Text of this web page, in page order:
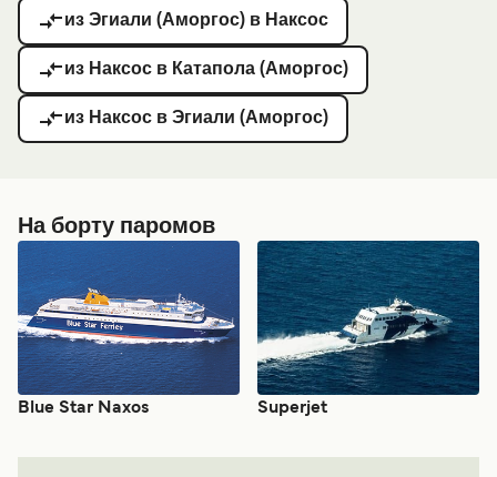
из Эгиали (Аморгос) в Наксос
из Наксос в Катапола (Аморгос)
из Наксос в Эгиали (Аморгос)
На борту паромов
Blue Star Naxos Superjet